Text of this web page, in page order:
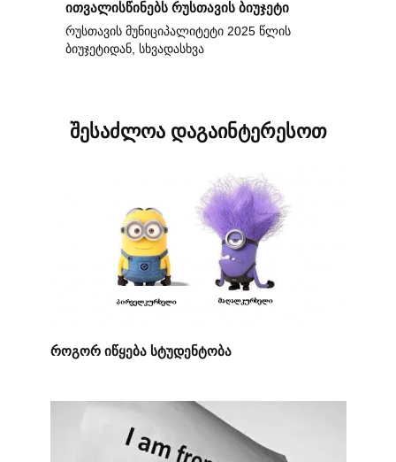
ითვალისწინებს რუსთავის ბიუჯეტი
რუსთავის მუნიციპალიტეტი 2025 წლის
ბიუჯეტიდან, სხვადასხვა
შესაძლოა დაგაინტერესოთ
როგორ იწყება სტუდენტობა